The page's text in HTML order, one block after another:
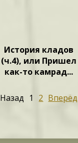
История кладов
(ч.4), или Пришел
как-то камрад...
Назад 1 2 Вперёд